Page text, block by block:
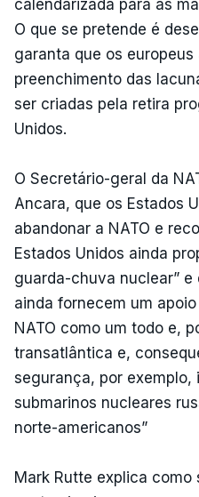
calendarizada para as
O que se pretende é
garanta que os europeus
preenchimento das
ser criadas pela retira
Unidos.
O Secretário-geral da
Ancara, que os Estados
abandonar a NATO e
Estados Unidos ainda
guarda-chuva nuclear” e
ainda fornecem um
NATO como um todo e,
transatlântica e,
segurança, por exemplo,
submarinos nucleares
norte-americanos”
Mark Rutte explica